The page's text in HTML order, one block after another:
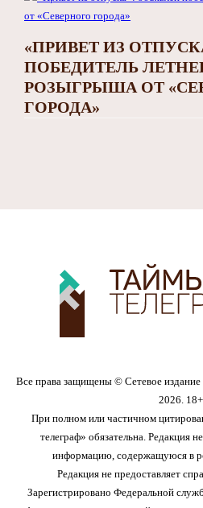
«ПРИВЕТ ИЗ
ПОБЕДИТЕЛЬ
РОЗЫГРЫША ОТ
ГОРОДА»
Все права защищены © Сетевое
2026. 18+
При полном или частичном
телеграф» обязательна. Редакция
информацию, содержащуюся в
Редакция не предоставляет
Зарегистрировано Федеральной